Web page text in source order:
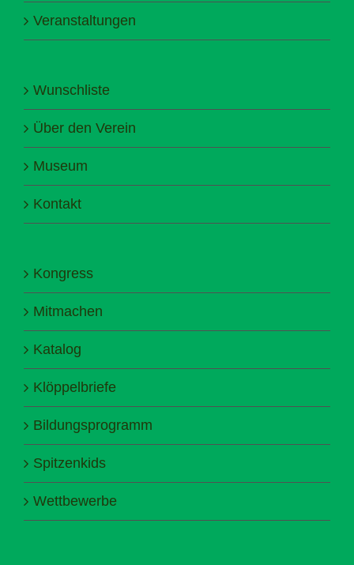
Veranstaltungen
Wunschliste
Über den Verein
Museum
Kontakt
Kongress
Mitmachen
Katalog
Klöppelbriefe
Bildungsprogramm
Spitzenkids
Wettbewerbe